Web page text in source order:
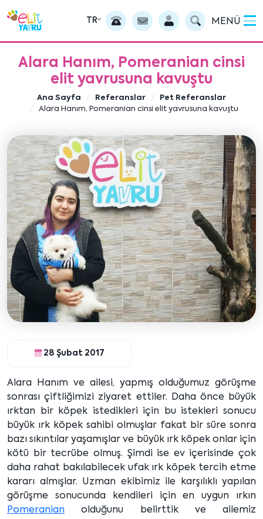
TR MENÜ
Alara Hanım, Pomeranian cinsi
elit yavrusuna kavuştu
Ana Sayfa Referanslar
Pet Referanslar
Alara Hanım, Pomeranian cinsi elit yavrusuna kavuştu
28 Şubat 2017
Alara Hanım ve ailesi, yapmış olduğumuz görüşme
sonrası çiftliğimizi ziyaret ettiler. Daha önce büyük
ırktan bir köpek istedikleri için bu istekleri sonucu
büyük ırk köpek sahibi olmuşlar fakat bir süre sonra
bazı sıkıntılar yaşamışlar ve büyük ırk köpek onlar için
kötü bir tecrübe olmuş. Şimdi ise ev içerisinde çok
daha rahat bakılabilecek ufak ırk köpek tercih etme
kararı almışlar. Uzman ekibimiz ile karşılıklı yapılan
görüşme sonucunda kendileri için en uygun ırkın
Pomeranian olduğunu belirttik ve ailemiz